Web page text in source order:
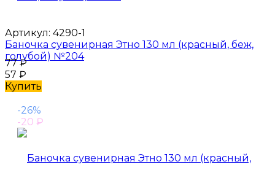
Артикул: 4290-1
Баночка сувенирная Этно 130 мл (красный, беж,
голубой) №204
77₽
57 ₽
Купить
-26%
-20 ₽